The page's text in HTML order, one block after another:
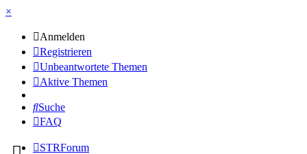
×
Anmelden
Registrieren
Unbeantwortete Themen
Aktive Themen
Suche
FAQ
STRForum